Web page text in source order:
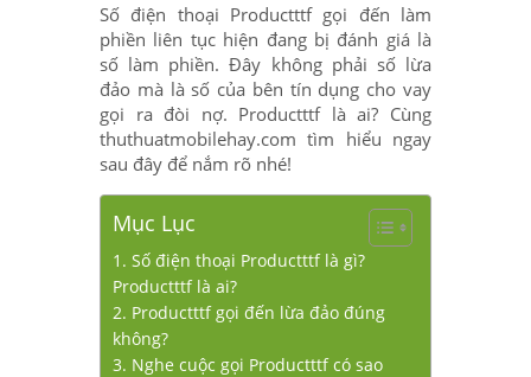
Số điện thoại Productttf gọi đến làm
phiền liên tục hiện đang bị đánh giá là
số làm phiền. Đây không phải số lừa
đảo mà là số của bên tín dụng cho vay
gọi ra đòi nợ. Productttf là ai? Cùng
thuthuatmobilehay.com tìm hiểu ngay
sau đây để nắm rõ nhé!
Mục Lục
1. Số điện thoại Productttf là gì?
Productttf là ai?
2. Productttf gọi đến lừa đảo đúng
không?
3. Nghe cuộc gọi Productttf có sao